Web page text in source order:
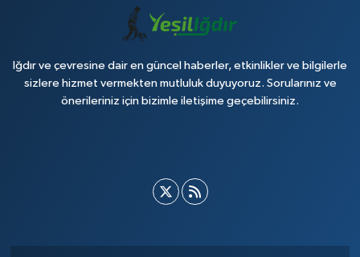
Iğdır ve çevresine dair en güncel haberler, etkinlikler ve bilgilerle
sizlere hizmet vermekten mutluluk duyuyoruz. Sorularınız ve
önerileriniz için bizimle iletişime geçebilirsiniz.